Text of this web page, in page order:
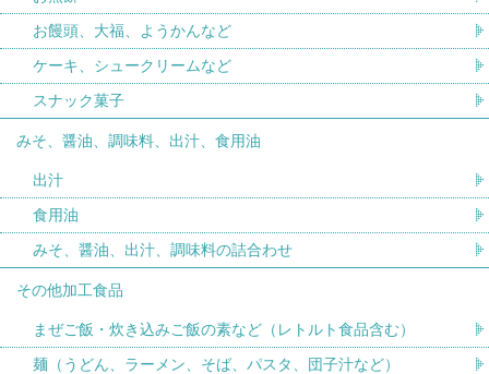
お饅頭、大福、ようかんなど
ケーキ、シュークリームなど
スナック菓子
みそ、醤油、調味料、出汁、食用油
出汁
食用油
みそ、醤油、出汁、調味料の詰合わせ
その他加工食品
まぜご飯・炊き込みご飯の素など（レトルト食品含む）
麺（うどん、ラーメン、そば、パスタ、団子汁など）